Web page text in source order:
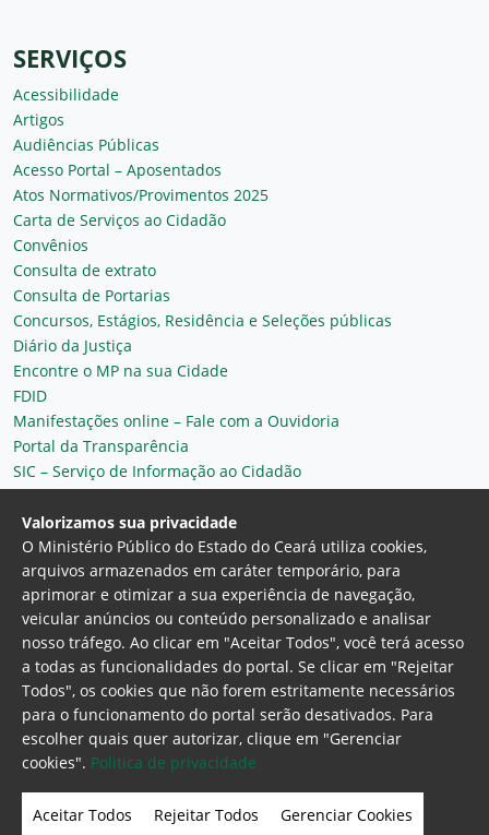
SERVIÇOS
Acessibilidade
Artigos
Audiências Públicas
Acesso Portal – Aposentados
Atos Normativos/Provimentos 2025
Carta de Serviços ao Cidadão
Convênios
Consulta de extrato
Consulta de Portarias
Concursos, Estágios, Residência e Seleções públicas
Diário da Justiça
Encontre o MP na sua Cidade
FDID
Manifestações online – Fale com a Ouvidoria
Portal da Transparência
SIC – Serviço de Informação ao Cidadão
Plantão MP do Ceará
Secretaria Geral
Ministério Público do Estado do Ceará
Procuradoria Geral de Justiça Av. Gen. Afonso
Albuquerque Lima, 130 - Cambeba - CEP:
60.822-325 - Fortaleza, Ceará. Brasil
Home Page Intranet Webmail Office 365
Valorizamos sua privacidade
O Ministério Público do Estado do Ceará utiliza cookies,
arquivos armazenados em caráter temporário, para
aprimorar e otimizar a sua experiência de navegação,
veicular anúncios ou conteúdo personalizado e analisar
nosso tráfego. Ao clicar em "Aceitar Todos", você terá acesso
a todas as funcionalidades do portal. Se clicar em "Rejeitar
Todos", os cookies que não forem estritamente necessários
para o funcionamento do portal serão desativados. Para
escolher quais quer autorizar, clique em "Gerenciar
cookies". Politica de privacidade
Aceitar Todos Rejeitar Todos Gerenciar Cookies